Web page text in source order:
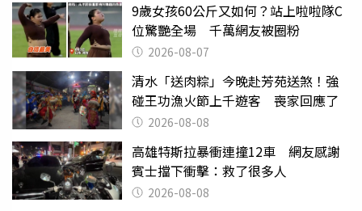
9歲女孩60公斤又如何？站上啦啦隊C
位驚艷全場 千萬網友被圈粉
2026-08-07
清水「送肉粽」今晚赴芳苑送煞！強
碰王功漁火節上千遊客 喪家回應了
2026-08-08
高雄特斯拉暴衝連撞12車 網友感謝
賓士擋下衝擊：救了很多人
2026-08-08